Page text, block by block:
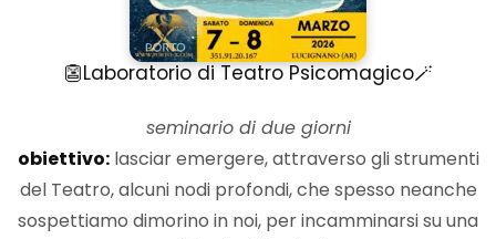
👺Laboratorio di Teatro Psicomagico🪄
seminario di due giorni
obiettivo:lasciar emergere, attraverso gli strumenti
del Teatro, alcuni nodi profondi, che spesso neanche
sospettiamo dimorino in noi, per incamminarsi su una